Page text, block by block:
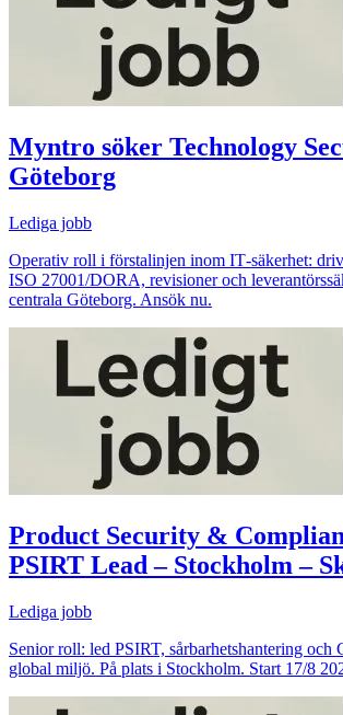
Myntro söker Technology
Göteborg
Lediga jobb
Operativ roll i förstalinjen inom IT‑säkerhet:
ISO 27001/DORA, revisioner och
centrala Göteborg. Ansök nu.
Product Security &
PSIRT Lead – Stockholm –
Lediga jobb
Senior roll: led PSIRT, sårbarhetshantering och
global miljö. På plats i Stockholm. Start 17/8